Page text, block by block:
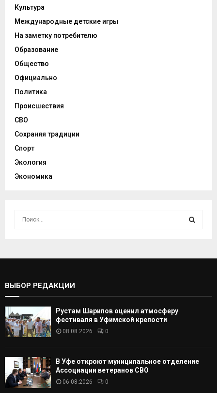
Культура
Международные детские игры
На заметку потребителю
Образование
Общество
Официально
Политика
Происшествия
СВО
Сохраняя традиции
Спорт
Экология
Экономика
С
А
ВЫБОР РЕДАКЦИИ
Рустам Шарипов оценил атмосферу
фестиваля в Уфимской крепости
08.08.2026 0
В Уфе откроют муниципальное отделение
Ассоциации ветеранов СВО
06.08.2026 0